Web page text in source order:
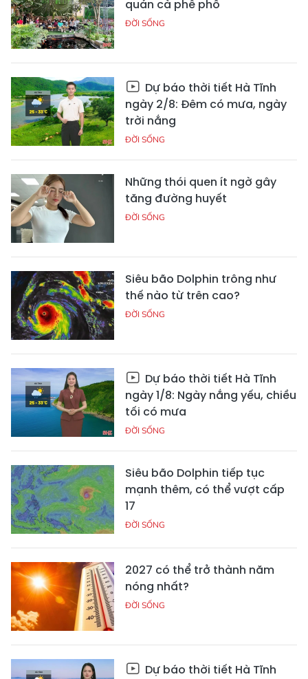
quán cà phê phố
ĐỜI SỐNG
Dự báo thời tiết Hà Tĩnh
ngày 2/8: Đêm có mưa, ngày
trời nắng
ĐỜI SỐNG
Những thói quen ít ngờ gây
tăng đường huyết
ĐỜI SỐNG
Siêu bão Dolphin trông như
thế nào từ trên cao?
ĐỜI SỐNG
Dự báo thời tiết Hà Tĩnh
ngày 1/8: Ngày nắng yếu, chiều
tối có mưa
ĐỜI SỐNG
Siêu bão Dolphin tiếp tục
mạnh thêm, có thể vượt cấp
17
ĐỜI SỐNG
2027 có thể trở thành năm
nóng nhất?
ĐỜI SỐNG
Dự báo thời tiết Hà Tĩnh